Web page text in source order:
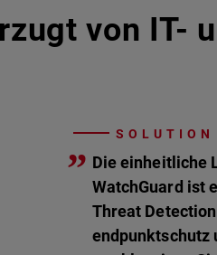
von IT-
SOLUTION
” Die einheitliche
WatchGuard ist
Threat
endpunktschutz